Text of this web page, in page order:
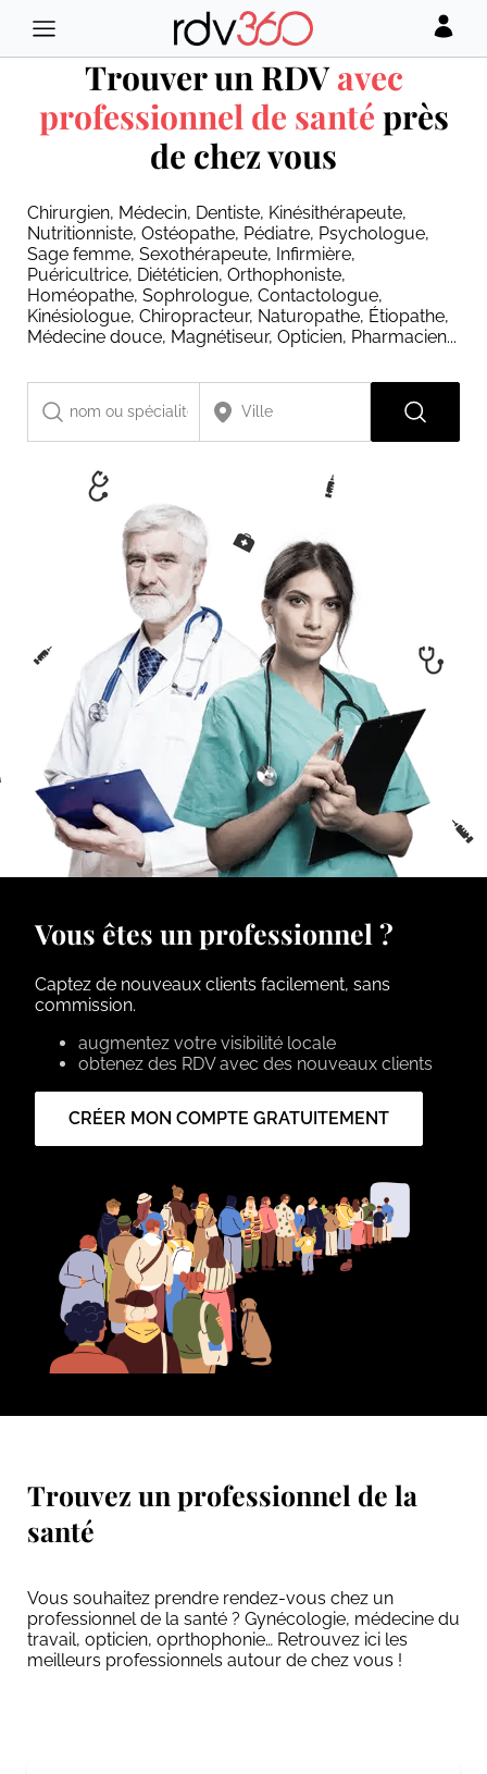
Trouver un RDVavec
professionnel de santé près
de chez vous
Chirurgien, Médecin, Dentiste, Kinésithérapeute,
Nutritionniste, Ostéopathe, Pédiatre, Psychologue,
Sage femme, Sexothérapeute, Infirmière,
Puéricultrice, Diététicien, Orthophoniste,
Homéopathe, Sophrologue, Contactologue,
Kinésiologue, Chiropracteur, Naturopathe, Étiopathe,
Médecine douce, Magnétiseur, Opticien, Pharmacien...
Vous êtes un professionnel ?
Captez de nouveaux clients facilement, sans
commission.
augmentez votre visibilité locale
obtenez des RDV avec des nouveaux clients
CRÉER MON COMPTE GRATUITEMENT
Trouvez un professionnel de la
santé
Vous souhaitez prendre rendez-vous chez un
professionnel de la santé ? Gynécologie, médecine du
travail, opticien, oprthophonie… Retrouvez ici les
meilleurs professionnels autour de chez vous !